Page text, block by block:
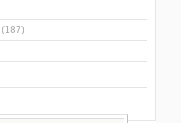
(187)